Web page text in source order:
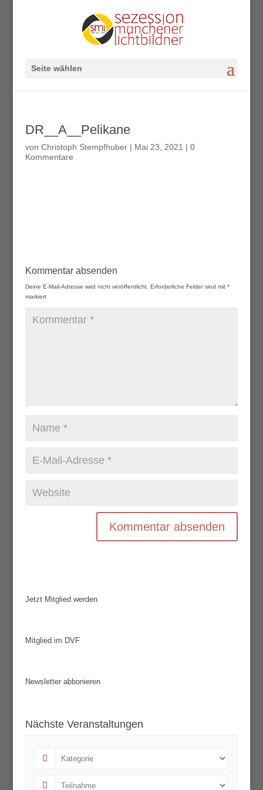
Seite wählen
DR__A__Pelikane
von Christoph Stempfhuber| Mai 23, 2021 | 0
Kommentare
Kommentar absenden
Deine E-Mail-Adresse wird nicht veröffentlicht. Erforderliche Felder sind mit *
markiert
Jetzt Mitglied werden
Mitglied im DVF
Newsletter abbonieren
Nächste Veranstaltungen